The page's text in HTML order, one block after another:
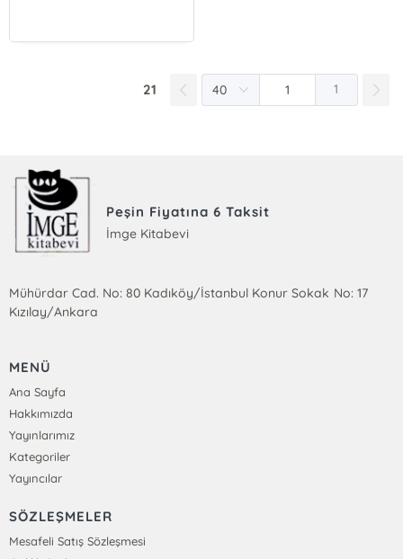
21 1
Peşin Fiyatına 6 Taksit
İmge Kitabevi
Mühürdar Cad. No: 80 Kadıköy/İstanbul Konur Sokak No: 17
Kızılay/Ankara
MENÜ
Ana Sayfa
Hakkımızda
Yayınlarımız
Kategoriler
Yayıncılar
SÖZLEŞMELER
Mesafeli Satış Sözleşmesi